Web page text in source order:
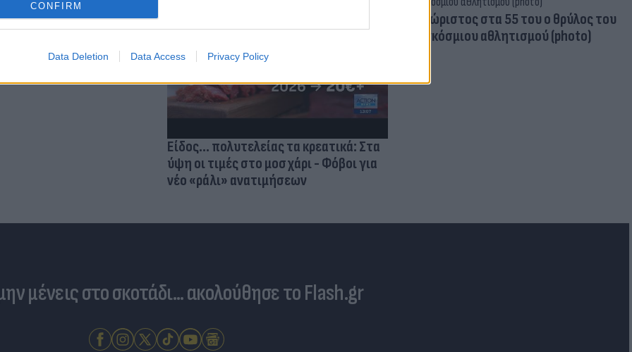
CONFIRM
Data Deletion Data Access Privacy Policy
3,5 φορές
κάκωσης
Είδος... πολυτελείας τα κρεατικά: Στα
ύψη οι τιμές στο μοσχάρι - Φόβοι για
νέο «ράλι» ανατιμήσεων
Aγνώριστος στα 55 του ο θρύλος του
παγκόσμιου αθλητισμού (photo)
μένεις στο σκοτάδι... ακολούθησε το Flash.gr